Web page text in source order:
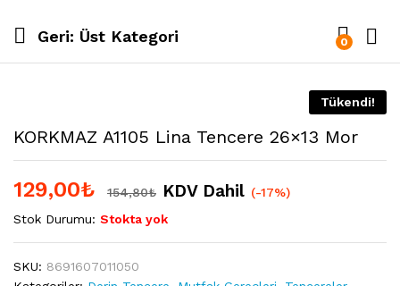
Geri: Üst Kategori 0
Tükendi!
KORKMAZ A1105 Lina Tencere 26×13 Mor
129,00₺ 154,80₺ KDV Dahil (-17%)
Stok Durumu: Stokta yok
SKU: 8691607011050